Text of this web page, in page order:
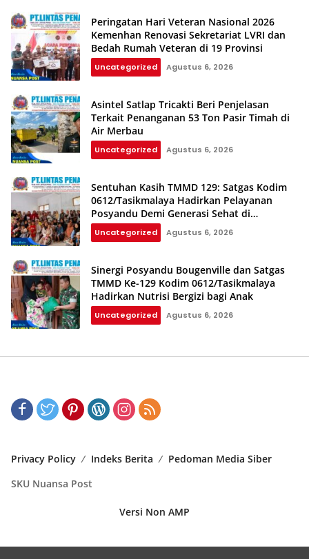
Peringatan Hari Veteran Nasional 2026
Kemenhan Renovasi Sekretariat LVRI dan
Bedah Rumah Veteran di 19 Provinsi
Uncategorized Agustus 6, 2026
Asintel Satlap Tricakti Beri Penjelasan
Terkait Penanganan 53 Ton Pasir Timah di
Air Merbau
Uncategorized Agustus 6, 2026
Sentuhan Kasih TMMD 129: Satgas Kodim
0612/Tasikmalaya Hadirkan Pelayanan
Posyandu Demi Generasi Sehat di
Parungponteng
Uncategorized Agustus 6, 2026
Sinergi Posyandu Bougenville dan Satgas
TMMD Ke-129 Kodim 0612/Tasikmalaya
Hadirkan Nutrisi Bergizi bagi Anak
Uncategorized Agustus 6, 2026
Privacy Policy Indeks Berita
Pedoman Media Siber
SKU Nuansa Post
Versi Non AMP